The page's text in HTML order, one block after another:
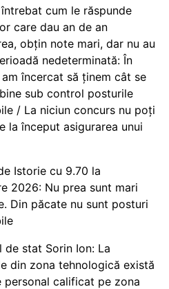
cum le răspunde
care dau an de an
obțin note mari, dar nu au
nedeterminată: În
încercat să ținem cât se
sub control posturile
/ La niciun concurs nu poți
la început asigurarea unui
Istorie cu 9.70 la
2026: Nu prea sunt mari
Din păcate nu sunt posturi
de stat Sorin Ion: La
din zona tehnologică există
personal calificat pe zona